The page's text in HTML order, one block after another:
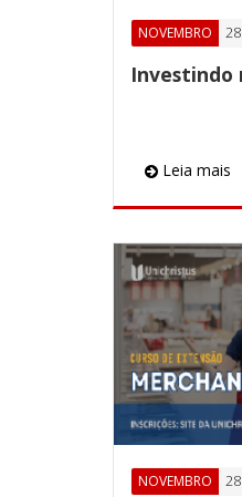
NOVEMBRO 28
Leia mais
NOVEMBRO 28